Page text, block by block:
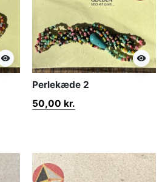
visibility visibility
Perlekæde 2
50,00 kr.